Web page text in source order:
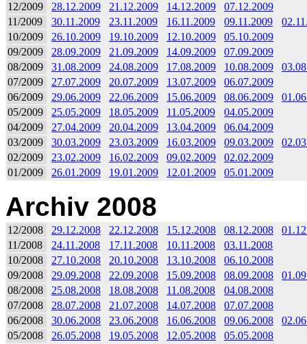
12/2009 28.12.2009 21.12.2009 14.12.2009
07.12.2009
11/2009
30.11.2009 23.11.2009 16.11.2009 09.11.2009
10/2009
26.10.2009 19.10.2009 12.10.2009
05.10.2009
09/2009
28.09.2009 21.09.2009 14.09.2009
07.09.2009
08/2009
31.08.2009 24.08.2009 17.08.2009 10.08.2009
07/2009
27.07.2009 20.07.2009 13.07.2009
06.07.2009
06/2009
29.06.2009 22.06.2009 15.06.2009 08.06.2009
05/2009
25.05.2009 18.05.2009 11.05.2009
04.05.2009
04/2009
27.04.2009 20.04.2009 13.04.2009
06.04.2009
03/2009
30.03.2009 23.03.2009 16.03.2009 09.03.2009
02/2009
23.02.2009 16.02.2009 09.02.2009
02.02.2009
01/2009
26.01.2009 19.01.2009 12.01.2009 05.01.2009
Archiv 2008
12/2008 29.12.2008 22.12.2008 15.12.2008 08.12.2008
11/2008
24.11.2008 17.11.2008 10.11.2008
03.11.2008
10/2008
27.10.2008 20.10.2008 13.10.2008
06.10.2008
09/2008
29.09.2008 22.09.2008 15.09.2008 08.09.2008
08/2008
25.08.2008 18.08.2008 11.08.2008
04.08.2008
07/2008
28.07.2008 21.07.2008 14.07.2008
07.07.2008
06/2008
30.06.2008 23.06.2008 16.06.2008 09.06.2008
05/2008
26.05.2008 19.05.2008 12.05.2008
05.05.2008